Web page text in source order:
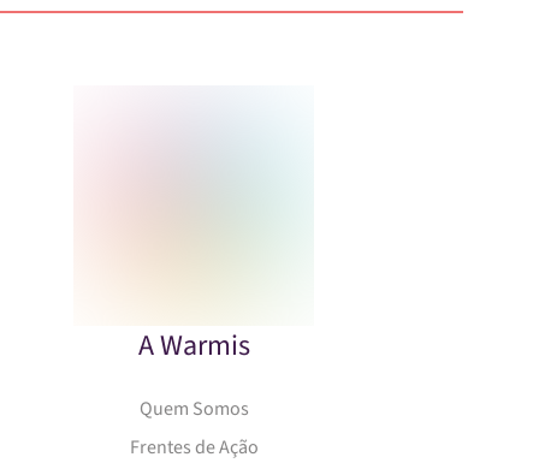
A Warmis
Quem Somos
Frentes de Ação